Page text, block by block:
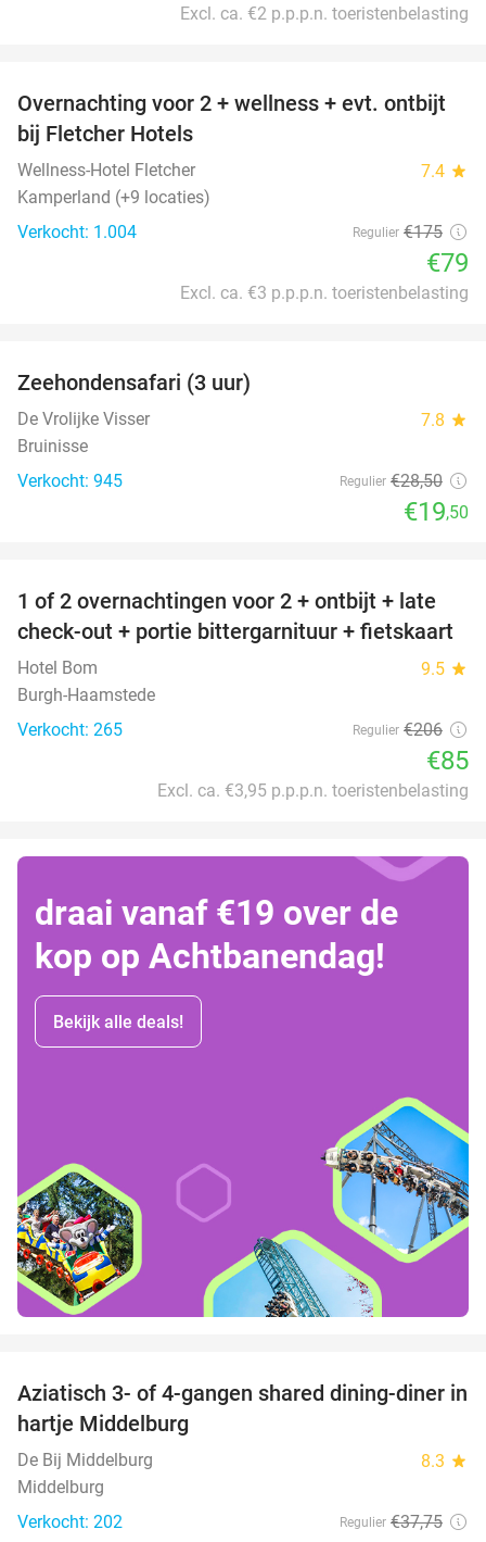
Excl. ca. €2 p.p.p.n. toeristenbelasting
55%
Overnachting voor 2 + wellness + evt. ontbijt
bij Fletcher Hotels
Wellness-Hotel Fletcher 7.4 star
Kamperland (+9 locaties)
Verkocht: 1.004
Regulier €175
€79
Excl. ca. €3 p.p.p.n. toeristenbelasting
Zeehondensafari (3 uur)
De Vrolijke Visser 7.8 star
Bruinisse
Verkocht: 945
Regulier €28,50
€19,50
59%
1 of 2 overnachtingen voor 2 + ontbijt + late
check-out + portie bittergarnituur + fietskaart
Hotel Bom 9.5 star
Burgh-Haamstede
Verkocht: 265
Regulier €206
€85
Excl. ca. €3,95 p.p.p.n. toeristenbelasting
draai vanaf €19 over de
kop op Achtbanendag!
Bekijk alle deals!
36%
Aziatisch 3- of 4-gangen shared dining-diner in
hartje Middelburg
De Bij Middelburg 8.3 star
Middelburg
Verkocht: 202
Regulier €37,75